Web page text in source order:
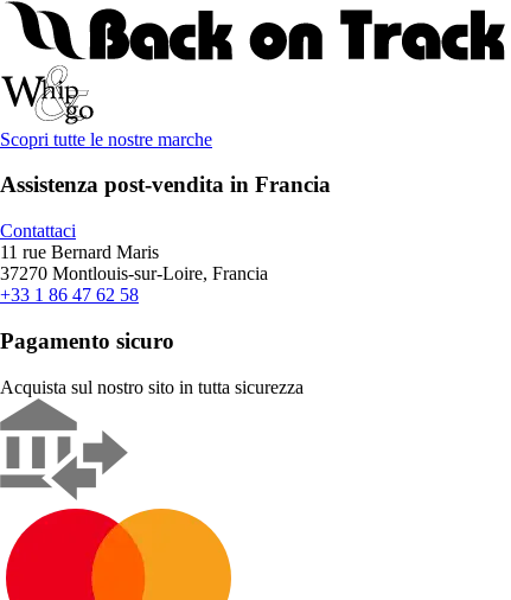
Scopri tutte le nostre marche
Assistenza post-vendita in Francia
Contattaci
11 rue Bernard Maris
37270 Montlouis-sur-Loire, Francia
+33 1 86 47 62 58
Pagamento sicuro
Acquista sul nostro sito in tutta sicurezza